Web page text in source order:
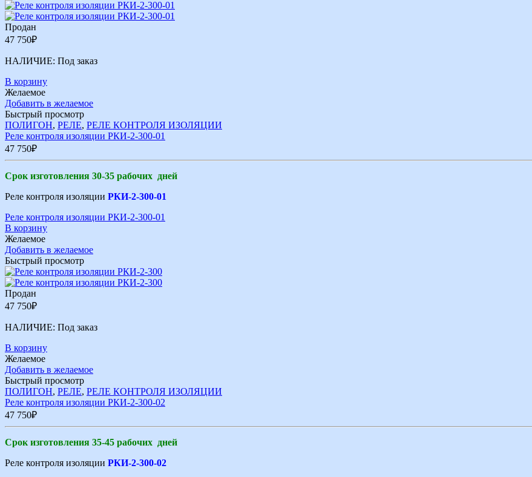
Продан
47 750₽
НАЛИЧИЕ: Под заказ
В корзину
Желаемое
Добавить в желаемое
Быстрый просмотр
ПОЛИГОН, РЕЛЕ, РЕЛЕ КОНТРОЛЯ ИЗОЛЯЦИИ
Реле контроля изоляции РКИ-2-300-01
47 750₽
Срок изготовления 30-35 рабочих дней
Реле контроля изоляции РКИ-2-300-01
Реле контроля изоляции РКИ-2-300-01
В корзину
Желаемое
Добавить в желаемое
Быстрый просмотр
Продан
47 750₽
НАЛИЧИЕ: Под заказ
В корзину
Желаемое
Добавить в желаемое
Быстрый просмотр
ПОЛИГОН, РЕЛЕ, РЕЛЕ КОНТРОЛЯ ИЗОЛЯЦИИ
Реле контроля изоляции РКИ-2-300-02
47 750₽
Срок изготовления 35-45 рабочих дней
Реле контроля изоляции РКИ-2-300-02